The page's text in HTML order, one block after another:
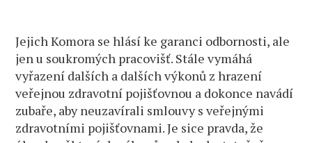
Jejich Komora se hlásí ke garanci odbornosti, ale
jen u soukromých pracovišť. Stále vymáhá
vyřazení dalších a dalších výkonů z hrazení
veřejnou zdravotní pojišťovnou a dokonce navádí
zubaře, aby neuzavírali smlouvy s veřejnými
zdravotními pojišťovnami. Je sice pravda, že